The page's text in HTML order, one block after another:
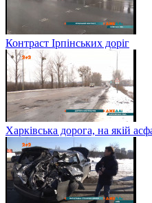
Контраст Ірпінських доріг
Харківська дорога, на якій